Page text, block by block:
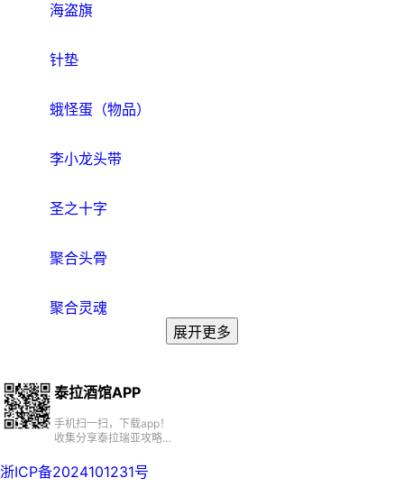
海盗旗
针垫
蛾怪蛋（物品）
李小龙头带
圣之十字
聚合头骨
聚合灵魂
展开更多
泰拉酒馆APP
手机扫一扫，下载app！
收集分享泰拉瑞亚攻略、
浙ICP备2024101231号